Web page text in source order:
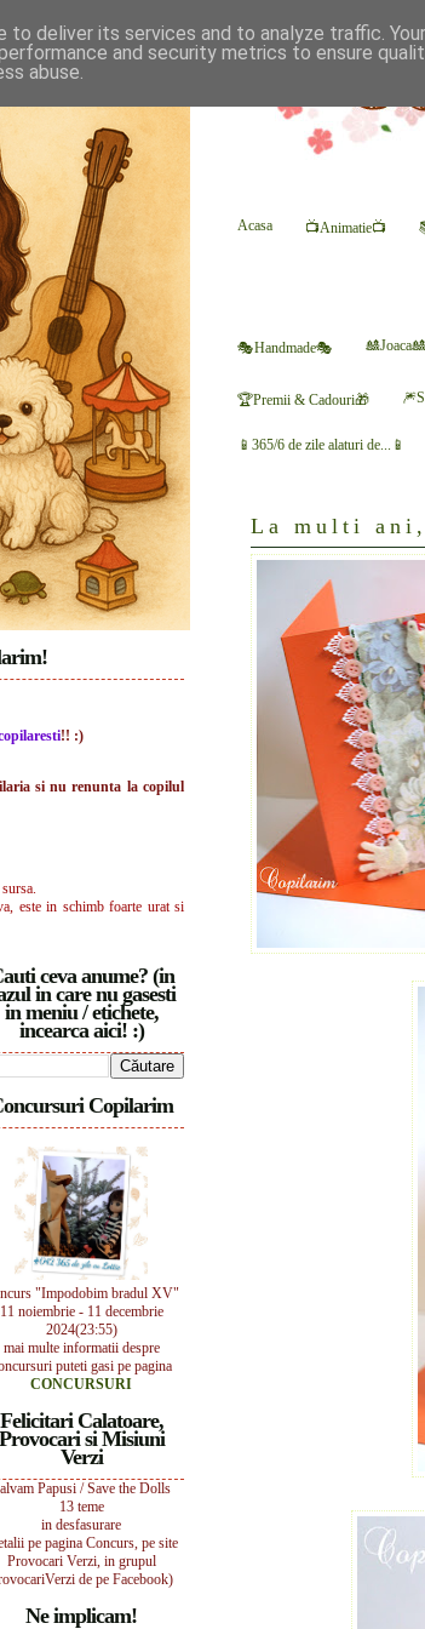
Acasa 📺Animatie📺
🎭Handmade🎭 🎎Joaca🎎
🏆Premii & Cadouri🎁
📱365/6 de zile alaturi de...📱
La multi
!! :)
si nu renunta la copilul
este in schimb foarte urat si
ceva anume? (in
in care nu gasesti
in meniu / etichete,
incearca aici! :)
Copilarim
"Impodobim bradul XV"
11 noiembrie - 11 decembrie
2024(23:55)
mai multe informatii despre
puteti gasi pe pagina
CONCURSURI
Felicitari Calatoare,
Provocari si Misiuni
Verzi
Papusi / Save the Dolls
13 teme
in desfasurare
pe pagina Concurs, pe site
Provocari Verzi, in grupul
de pe Facebook)
Ne implicam!
to deliver its services and to analyze traffic.
and security metrics to ensure
abuse.